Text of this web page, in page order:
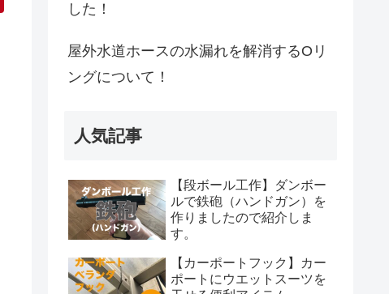
した！
屋外水道ホースの水漏れを解消するOリ
ングについて！
人気記事
【段ボール工作】ダンボー
ルで鉄砲（ハンドガン）を
作りましたので紹介しま
す。
【カーポートフック】カー
ポートにウエットスーツを